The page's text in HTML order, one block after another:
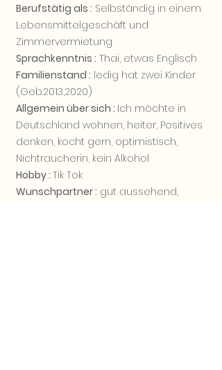
Berufstätig als : Selbständig in einem
Lebensmittelgeschäft und
Zimmervermietung
Sprachkenntnis : Thai, etwas Englisch
Familienstand : ledig hat zwei Kinder
(Geb.2013,2020)
Allgemein über sich : Ich möchte in
Deutschland wohnen, heiter, Positives
denken, kocht gern, optimistisch,
Nichtraucherin, kein Alkohol
Hobby : Tik Tok
Wunschpartner : gut aussehend,